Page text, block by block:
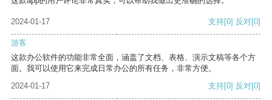
2024-01-17 支持[0] 反对[0]
游客
这款办公软件的功能非常全面，涵盖了文档、表格、演示文稿等各个方
面。我可以使用它来完成日常办公的所有任务，非常方便。
2024-01-17
支持[0] 反对[0]